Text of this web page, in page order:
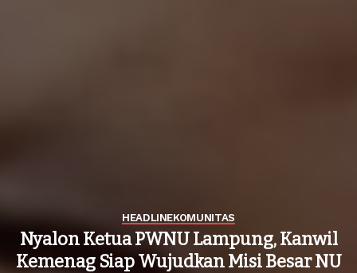
HEADLINEKOMUNITAS
Nyalon Ketua PWNU Lampung, Kanwil
Kemenag Siap Wujudkan Misi Besar NU